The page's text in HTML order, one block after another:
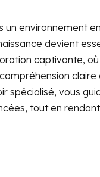
un environnement
devient
captivante,
spécialisé, vous
tout en